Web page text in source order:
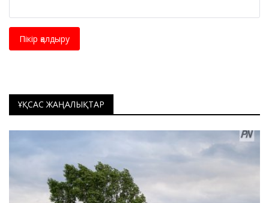
Пікір қалдыру
ҰҚСАС ЖАҢАЛЫҚТАР